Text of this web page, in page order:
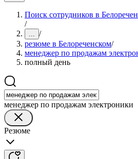
Поиск сотрудников в
/
... /
резюме в Белореченском/
менеджер по продажам
полный день
менеджер по продажам электроники
Резюме